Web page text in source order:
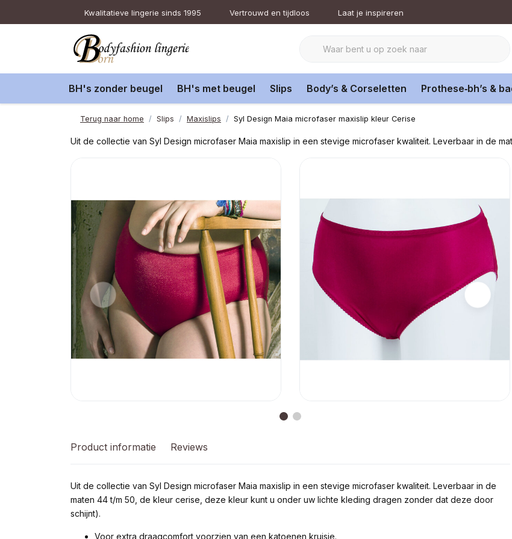
Kwalitatieve lingerie sinds 1995 Vertrouwd en tijdloos Laat je inspireren
BH's zonder beugel BH's met beugel Slips Body’s & Corseletten Prothese‑bh’s &
Terug naar home Slips Maxislips Syl Design Maia microfaser maxislip kleur Cerise
Uit de collectie van Syl Design microfaser Maia maxislip in een stevige microfaser kwaliteit. Leverbaar in de
Product informatie Reviews
Uit de collectie van Syl Design microfaser Maia maxislip in een stevige microfaser kwaliteit. Leverbaar in de
maten 44 t/m 50, de kleur cerise, deze kleur kunt u onder uw lichte kleding dragen zonder dat deze door
schijnt).
Voor extra draagcomfort voorzien van een katoenen kruisje.